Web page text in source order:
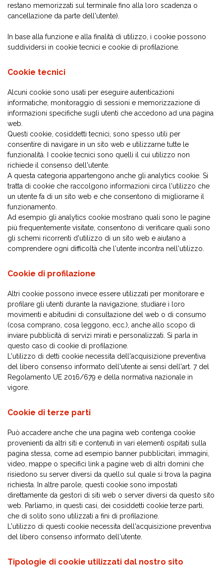
restano memorizzati sul terminale fino alla loro scadenza o
cancellazione da parte dell'utente).
In base alla funzione e alla finalità di utilizzo, i cookie possono
suddividersi in cookie tecnici e cookie di profilazione.
Cookie tecnici
Alcuni cookie sono usati per eseguire autenticazioni
informatiche, monitoraggio di sessioni e memorizzazione di
informazioni specifiche sugli utenti che accedono ad una pagina
web.
Questi cookie, cosiddetti tecnici, sono spesso utili per
consentire di navigare in un sito web e utilizzarne tutte le
funzionalità. I cookie tecnici sono quelli il cui utilizzo non
richiede il consenso dell'utente.
A questa categoria appartengono anche gli analytics cookie. Si
tratta di cookie che raccolgono informazioni circa l'utilizzo che
un utente fa di un sito web e che consentono di migliorarne il
funzionamento.
Ad esempio gli analytics cookie mostrano quali sono le pagine
più frequentemente visitate, consentono di verificare quali sono
gli schemi ricorrenti d'utilizzo di un sito web e aiutano a
comprendere ogni difficoltà che l'utente incontra nell'utilizzo.
Cookie di profilazione
Altri cookie possono invece essere utilizzati per monitorare e
profilare gli utenti durante la navigazione, studiare i loro
movimenti e abitudini di consultazione del web o di consumo
(cosa comprano, cosa leggono, ecc.), anche allo scopo di
inviare pubblicità di servizi mirati e personalizzati. Si parla in
questo caso di cookie di profilazione.
L'utilizzo di detti cookie necessita dell'acquisizione preventiva
del libero consenso informato dell'utente ai sensi dell'art. 7 del
Regolamento UE 2016/679 e della normativa nazionale in
vigore.
Cookie di terze parti
Può accadere anche che una pagina web contenga cookie
provenienti da altri siti e contenuti in vari elementi ospitati sulla
pagina stessa, come ad esempio banner pubblicitari, immagini,
video, mappe o specifici link a pagine web di altri domini che
risiedono su server diversi da quello sul quale si trova la pagina
richiesta. In altre parole, questi cookie sono impostati
direttamente da gestori di siti web o server diversi da questo sito
web. Parliamo, in questi casi, dei cosiddetti cookie terze parti,
che di solito sono utilizzati a fini di profilazione.
L'utilizzo di questi cookie necessita dell'acquisizione preventiva
del libero consenso informato dell'utente.
Tipologie di cookie utilizzati dal nostro sito